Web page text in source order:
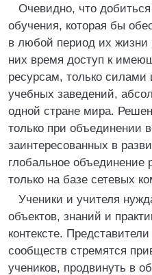
Очевидно, что
обучения, которая бы
в любой период их жизни
них время доступ к
ресурсам, только
учебных заведений,
одной стране мира.
только при объединении
заинтересованных в
глобальное объединение
только на базе сетевых
Ученики и учителя
объектов, знаний и
контексте.
сообществ стремятся
учеников, продвинуть в